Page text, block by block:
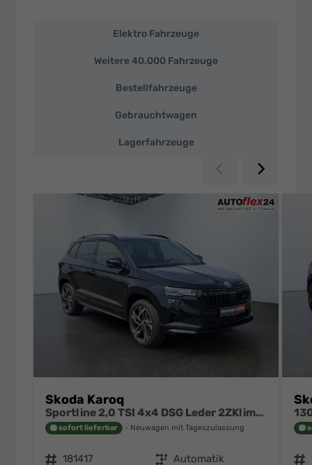
Neuwagen
Elektro Fahrzeuge
Weitere 40.000 Fahrzeuge
Bestellfahrzeuge
Gebrauchtwagen
Lagerfahrzeuge
Zurück
Skoda Karoq
Sportline 2,0 TSI 4x4 DSG Leder 2ZKlimaautomatik Canton Totewinkel Assistent 2 x Einparkhilfe Kamera 19 Zoll Felgen adaptiver Tempomat 5J Garantie
sofort lieferbar Neuwagen mit Tageszulassung
Fahrzeugnr. 181417 Getriebe Automatik
Fahrzeugnr.